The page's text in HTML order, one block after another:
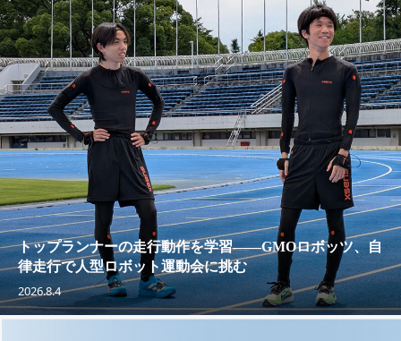
トップランナーの走行動作を学習——GMOロボッツ、自
律走行で人型ロボット運動会に挑む
2026.8.4